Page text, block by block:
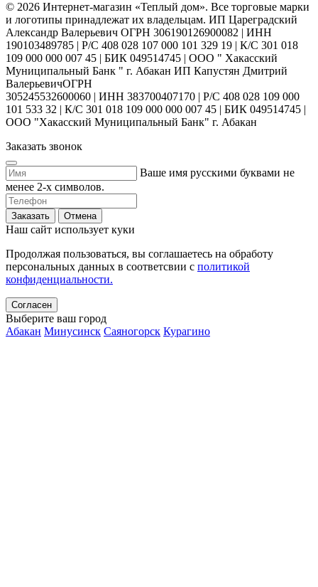
© 2026 Интернет-магазин «Теплый дом». Все торговые марки
и логотипы принадлежат их владельцам. ИП Цареградский
Александр Валерьевич ОГРН 306190126900082 | ИНН
190103489785 | Р/С 408 028 107 000 101 329 19 | К/С 301 018
109 000 000 007 45 | БИК 049514745 | ООО " Хакасский
Муниципальный Банк " г. Абакан ИП Капустян Дмитрий
ВалерьевичОГРН
305245532600060 | ИНН 383700407170 | Р/С 408 028 109 000
101 533 32 | К/С 301 018 109 000 000 007 45 | БИК 049514745 |
ООО "Хакасский Муниципальный Банк" г. Абакан
Заказать звонок
Ваше имя русскими буквами не
менее 2-х символов.
Заказать Отмена
Наш сайт использует куки
Продолжая пользоваться, вы соглашаетесь на обработу
персональных данных в соответсвии с политикой
конфиденциальности.
Согласен
Выберите ваш город
Абакан Минусинск Саяногорск Курагино